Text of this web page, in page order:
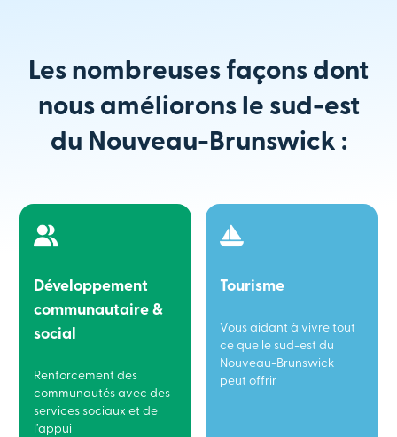
Les nombreuses façons dont
nous améliorons le sud-est
du Nouveau-Brunswick :
Développement
communautaire &
social
Renforcement des
communautés avec des
services sociaux et de
l’appui
Tourisme
Vous aidant à vivre tout
ce que le sud-est du
Nouveau-Brunswick
peut offrir